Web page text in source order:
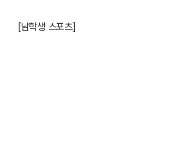
[남학생 스포츠]